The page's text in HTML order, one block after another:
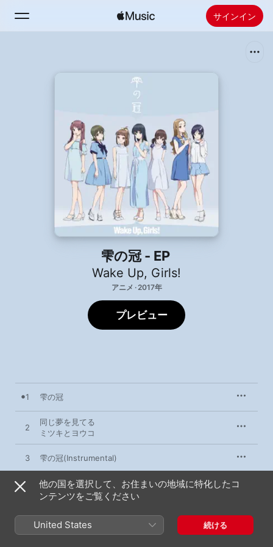
サインイン
Apple Musicをインストール
雫の冠 - EP
Wake Up, Girls!
アニメ · 2017年
プレビュー
1 雫の冠
2
同じ夢を見てる
ミツキとヨウコ
3 雫の冠(Instrumental)
4
同じ夢を見てる(Instrumental)
ミツキとヨウコ
2017年11月29日
他の国を選択して、お住まいの地域に特化したコ
ンテンツをご覧ください
United States 続ける